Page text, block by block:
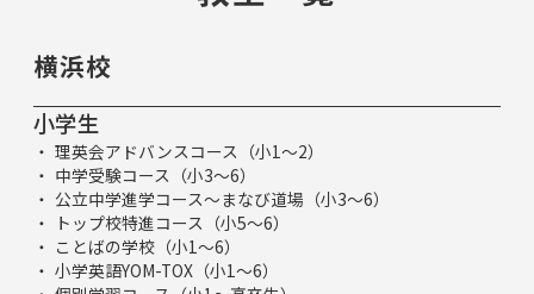
横浜校
小学生
理英会アドバンスコース（小1～2）
中学受験コース（小3～6）
公立中学進学コース～まなび道場（小3～6）
トップ校特進コース（小5～6）
ことばの学校（小1～6）
小学英語YOM-TOX（小1～6）